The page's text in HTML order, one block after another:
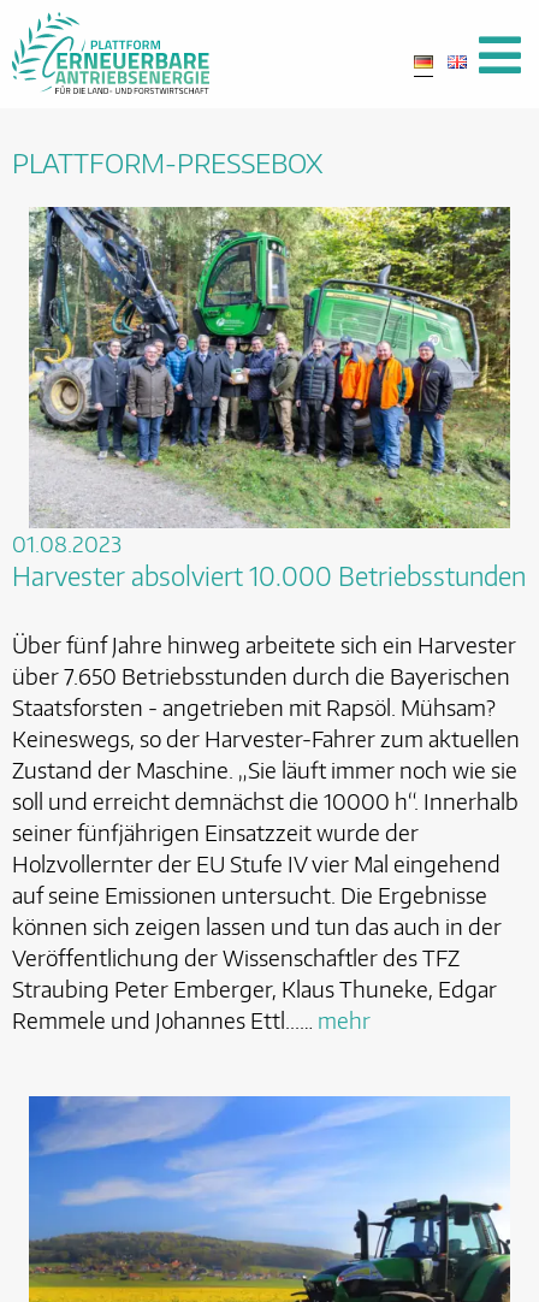
PLATTFORM-PRESSEBOX
01.08.2023
Harvester absolviert 10.000 Betriebsstunden
Über fünf Jahre hinweg arbeitete sich ein Harvester
über 7.650 Betriebsstunden durch die Bayerischen
Staatsforsten - angetrieben mit Rapsöl. Mühsam?
Keineswegs, so der Harvester-Fahrer zum aktuellen
Zustand der Maschine. „Sie läuft immer noch wie sie
soll und erreicht demnächst die 10000 h“. Innerhalb
seiner fünfjährigen Einsatzzeit wurde der
Holzvollernter der EU Stufe IV vier Mal eingehend
auf seine Emissionen untersucht. Die Ergebnisse
können sich zeigen lassen und tun das auch in der
Veröffentlichung der Wissenschaftler des TFZ
Straubing Peter Emberger, Klaus Thuneke, Edgar
Remmele und Johannes Ettl...… mehr